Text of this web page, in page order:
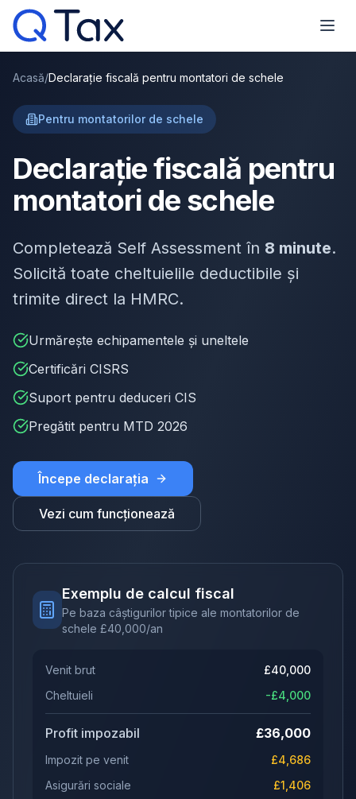
Acasă/Declarație fiscală pentru montatori de schele
Pentru montatorilor de schele
Declarație fiscală pentru
montatori de schele
Completează Self Assessment în 8 minute.
Solicită toate cheltuielile deductibile și
trimite direct la HMRC.
Urmărește echipamentele și uneltele
Certificări CISRS
Suport pentru deduceri CIS
Pregătit pentru MTD 2026
Începe declarația
Vezi cum funcționează
Exemplu de calcul fiscal
Pe baza câștigurilor tipice ale montatorilor de
schele £40,000/an
Venit brut £40,000
Cheltuieli
-£4,000
Profit impozabil £36,000
Impozit pe venit £4,686
Asigurări sociale
£1,406